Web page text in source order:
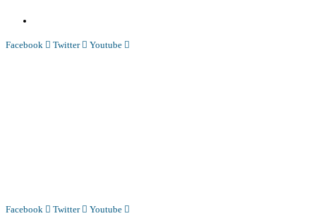
Facebook Twitter Youtube
Facebook Twitter Youtube